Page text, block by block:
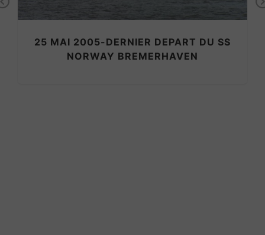
25 MAI 2005-DERNIER DEPART DU SS
NORWAY BREMERHAVEN